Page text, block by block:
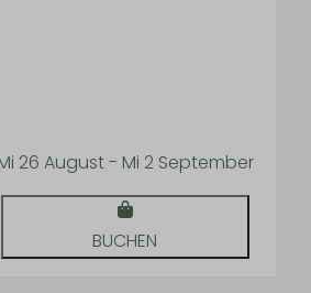
26 August - Mi 2 September
BUCHEN